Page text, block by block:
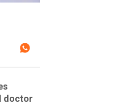
doctor